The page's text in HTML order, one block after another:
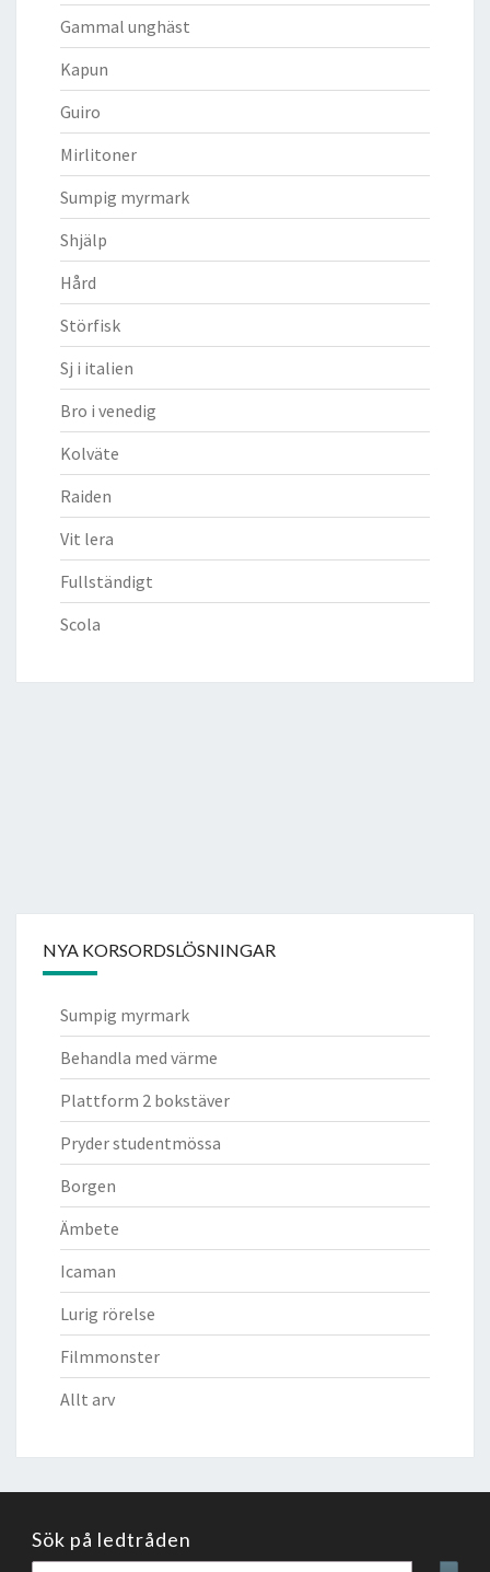
Gammal unghäst
Kapun
Guiro
Mirlitoner
Sumpig myrmark
Shjälp
Hård
Störfisk
Sj i italien
Bro i venedig
Kolväte
Raiden
Vit lera
Fullständigt
Scola
NYA KORSORDSLÖSNINGAR
Sumpig myrmark
Behandla med värme
Plattform 2 bokstäver
Pryder studentmössa
Borgen
Ämbete
Icaman
Lurig rörelse
Filmmonster
Allt arv
Sök på ledtråden